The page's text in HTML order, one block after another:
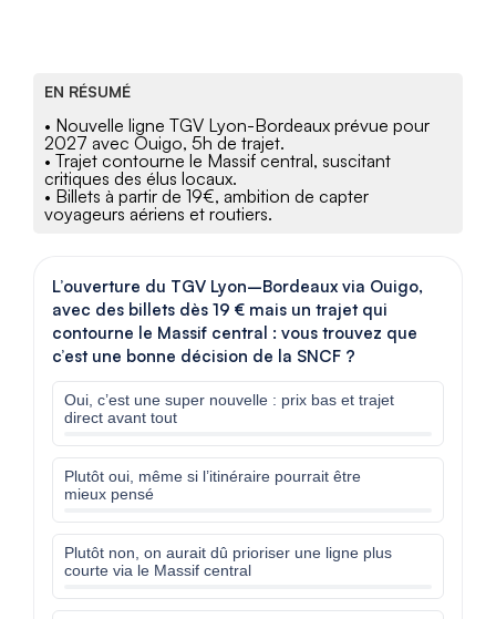
EN RÉSUMÉ
• Nouvelle ligne TGV Lyon-Bordeaux prévue pour
2027 avec Ouigo, 5h de trajet.
• Trajet contourne le Massif central, suscitant
critiques des élus locaux.
• Billets à partir de 19€, ambition de capter
voyageurs aériens et routiers.
L’ouverture du TGV Lyon–Bordeaux via Ouigo,
avec des billets dès 19 € mais un trajet qui
contourne le Massif central : vous trouvez que
c’est une bonne décision de la SNCF ?
Oui, c’est une super nouvelle : prix bas et trajet
direct avant tout
Plutôt oui, même si l’itinéraire pourrait être
mieux pensé
Plutôt non, on aurait dû prioriser une ligne plus
courte via le Massif central